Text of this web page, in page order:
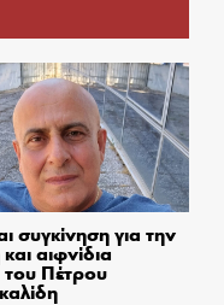
συγκίνηση για την
αιφνίδια
Πέτρου